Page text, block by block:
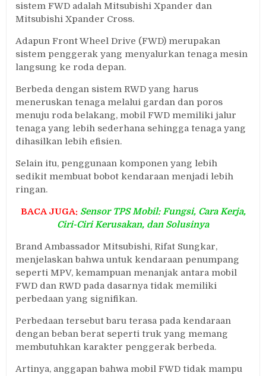
sistem FWD adalah Mitsubishi Xpander dan
Mitsubishi Xpander Cross.
Adapun Front Wheel Drive (FWD) merupakan
sistem penggerak yang menyalurkan tenaga mesin
langsung ke roda depan.
Berbeda dengan sistem RWD yang harus
meneruskan tenaga melalui gardan dan poros
menuju roda belakang, mobil FWD memiliki jalur
tenaga yang lebih sederhana sehingga tenaga yang
dihasilkan lebih efisien.
Selain itu, penggunaan komponen yang lebih
sedikit membuat bobot kendaraan menjadi lebih
ringan.
BACA JUGA: Sensor TPS Mobil: Fungsi, Cara Kerja,
Ciri-Ciri Kerusakan, dan Solusinya
Brand Ambassador Mitsubishi, Rifat Sungkar,
menjelaskan bahwa untuk kendaraan penumpang
seperti MPV, kemampuan menanjak antara mobil
FWD dan RWD pada dasarnya tidak memiliki
perbedaan yang signifikan.
Perbedaan tersebut baru terasa pada kendaraan
dengan beban berat seperti truk yang memang
membutuhkan karakter penggerak berbeda.
Artinya, anggapan bahwa mobil FWD tidak mampu